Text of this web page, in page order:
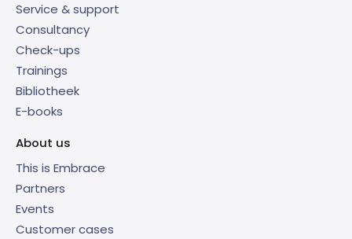
Service & support
Consultancy
Check-ups
Trainings
Bibliotheek
E-books
About us
This is Embrace
Partners
Events
Customer cases